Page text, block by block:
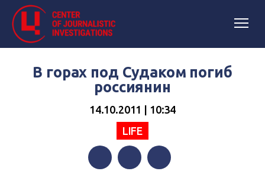
В горах под Судаком погиб
россиянин
14.10.2011 | 10:34
LIFE